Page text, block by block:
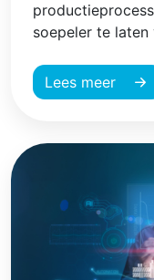
soepeler te
Lees meer